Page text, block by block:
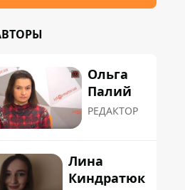
Ольга
Палий
РЕДАКТОР
Лина
Киндратюк